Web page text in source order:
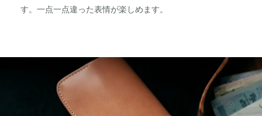
す。一点一点違った表情が楽しめます。